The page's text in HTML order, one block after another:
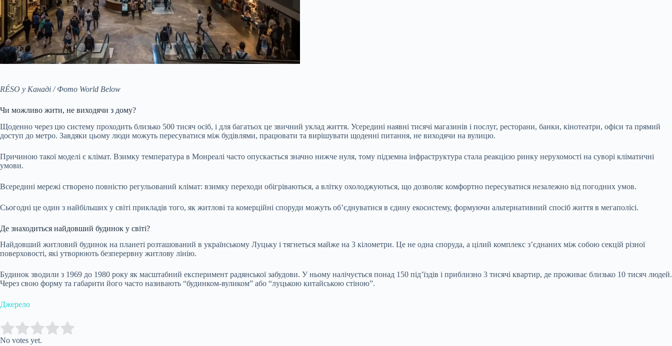
RÉSO у Канаді / Фото World Below
Чи можливо жити, не виходячи з дому?
Щоденно через цю систему проходить близько 500 тисяч осіб, і для багатьох це звичний уклад життя. Усередині наявні тисячі магазинів і послуг, ресторани, банки, кінотеатри, офіси та прямий
доступ до метро. Завдяки цьому люди можуть пересуватися між будівлями, працювати та вирішувати щоденні питання, не виходячи на вулицю.
Причиною такої моделі є клімат. Взимку температура в Монреалі часто опускається значно нижче нуля, тому підземна інфраструктура стала реакцією ринку нерухомості на суворі кліматичні
умови.
Всередині мережі створено повністю регульований клімат: взимку переходи обігріваються, а влітку охолоджуються, що дозволяє комфортно пересуватися незалежно від погодних умов.
Сьогодні це один з найбільших у світі прикладів того, як житлові та комерційні споруди можуть об’єднуватися в єдину екосистему, формуючи альтернативний спосіб життя в мегаполісі.
Де знаходиться найдовший будинок у світі?
Найдовший житловий будинок на планеті розташований в українському Луцьку і тягнеться майже на 3 кілометри. Це не одна споруда, а цілий комплекс з’єднаних між собою секцій різної
поверховості, які утворюють безперервну житлову лінію.
Будинок зводили з 1969 до 1980 року як масштабний експеримент радянської забудови. У ньому налічується понад 150 під’їздів і приблизно 3 тисячі квартир, де проживає близько 10 тисяч людей.
Через свою форму та габарити його часто називають “будинком-вуликом” або “луцькою китайською стіною”.
Джерело
Rate this item:
No votes yet.